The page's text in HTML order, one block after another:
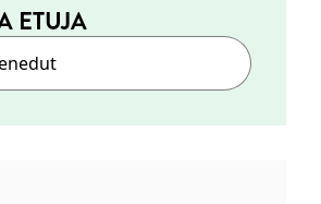
ETUJA